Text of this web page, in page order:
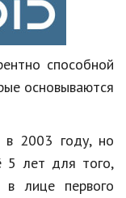
способной
основываются
2003 году, но
5 лет для того,
лице первого